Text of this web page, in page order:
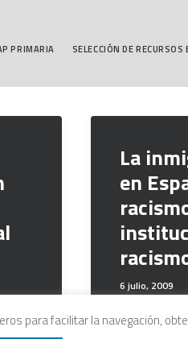
PRIMARIA SELECCIÓN DE RECURSOS
La
en
6 julio, 2009
para facilitar la navegación,